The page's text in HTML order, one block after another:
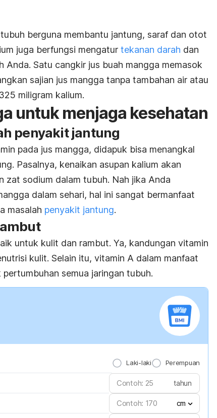
berguna membantu jantung, saraf dan otot
juga berfungsi mengatur tekanan darah dan
Anda. Satu cangkir jus buah mangga memasok
sajian jus mangga tanpa tambahan air atau
miligram kalium.
untuk menjaga kesehatan
penyakit jantung
pada jus mangga, didapuk bisa menangkal
Pasalnya, kenaikan asupan kalium akan
zat sodium dalam tubuh. Nah jika Anda
dalam sehari, hal ini sangat bermanfaat
masalah penyakit jantung.
untuk kulit dan rambut. Ya, kandungan vitamin
kulit. Selain itu, vitamin A dalam manfaat
semua jaringan tubuh.
Laki-laki Perempuan
tahun
cm